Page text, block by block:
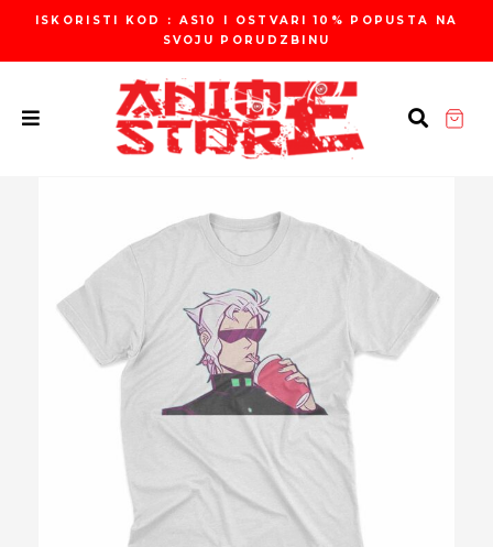
садржај
ISKORISTI KOD : AS10 I OSTVARI 10% POPUSTA NA
SVOJU PORUDZBINU